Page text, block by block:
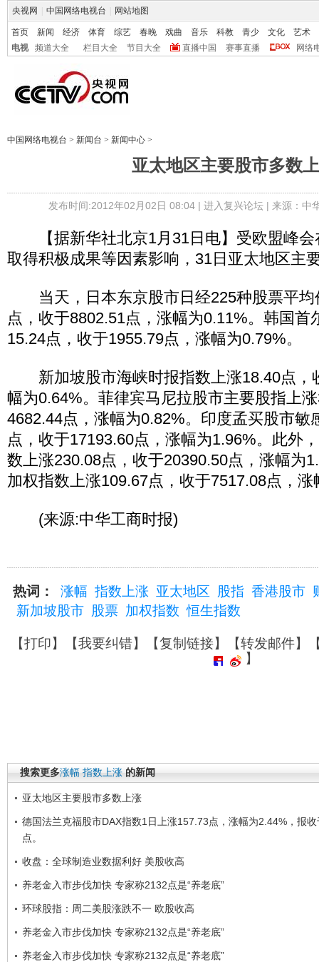
央视网 中国网络电视台 网站地图
首页 新闻 经济 体育 综艺 春晚 戏曲 音乐 科教 青少 文化
艺术
电视
频道大全 栏目大全 节目大全 直播中国 赛事直播 网络
中国网络电视台 > 新闻台 > 新闻中心 >
亚太地区主要股市多数
发布时间:2012年02月02日 08:04 | 进入复兴论坛| 来源：中
【据新华社北京1月31日电】受欧盟峰会
取得积极成果等因素影响，31日亚太地区主
当天，日本东京股市日经225种股票平均
点，收于8802.51点，涨幅为0.11%。韩国首
15.24点，收于1955.79点，涨幅为0.79%。
新加坡股市海峡时报指数上涨18.40点，
幅为0.64%。菲律宾马尼拉股市主要股指上
4682.44点，涨幅为0.82%。印度孟买股市敏
点，收于17193.60点，涨幅为1.96%。此外
数上涨230.08点，收于20390.50点，涨幅为
加权指数上涨109.67点，收于7517.08点，涨
(来源:中华工商时报)
热词： 涨幅 指数上涨 亚太地区 股指 香港股市
新加坡股市 股票 加权指数 恒生指数
【打印】【我要纠错】【复制链接】【转发邮件】
】
搜索更多涨幅 指数上涨 的新闻
亚太地区主要股市多数上涨
德国法兰克福股市DAX指数1日上涨157.73点，涨幅为2.44%，报
点。
收盘：全球制造业数据利好 美股收高
养老金入市步伐加快 专家称2132点是“养老底”
环球股指：周二美股涨跌不一 欧股收高
养老金入市步伐加快 专家称2132点是“养老底”
养老金入市步伐加快 专家称2132点是“养老底”